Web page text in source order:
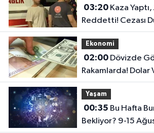
03:20Kaza Yaptı, Alkolmetreyi
Reddetti! Cezası
Ekonomi
02:00Dövizde Gözler Bu
Rakamlarda! Dolar
Fiyatları Belli Oldu
Yaşam
00:35
Bekliyor? 9-15